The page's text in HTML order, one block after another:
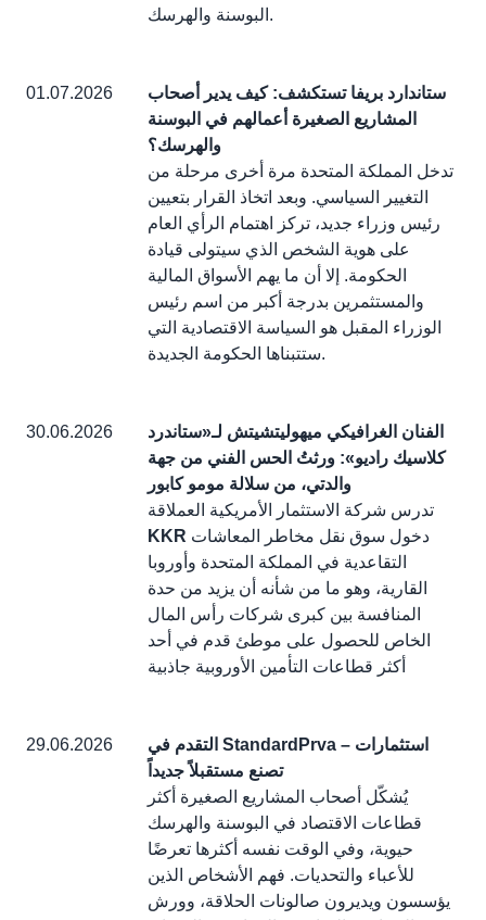
البوسنة والهرسك.
01.07.2026
ستاندارد بريفا تستكشف: كيف يدير أصحاب
المشاريع الصغيرة أعمالهم في البوسنة
والهرسك؟
تدخل المملكة المتحدة مرة أخرى مرحلة من
التغيير السياسي. وبعد اتخاذ القرار بتعيين
رئيس وزراء جديد، تركز اهتمام الرأي العام
على هوية الشخص الذي سيتولى قيادة
الحكومة. إلا أن ما يهم الأسواق المالية
والمستثمرين بدرجة أكبر من اسم رئيس
الوزراء المقبل هو السياسة الاقتصادية التي
ستتبناها الحكومة الجديدة.
30.06.2026
الفنان الغرافيكي ميهوليتشيتش لـ«ستاندرد
كلاسيك راديو»: ورثتُ الحس الفني من جهة
والدتي، من سلالة مومو كابور
تدرس شركة الاستثمار الأمريكية العملاقة
KKR
التقاعدية في المملكة المتحدة وأوروبا
القارية، وهو ما من شأنه أن يزيد من حدة
المنافسة بين كبرى شركات رأس المال
الخاص للحصول على موطئ قدم في أحد
أكثر قطاعات التأمين الأوروبية جاذبية
29.06.2026
التقدم في StandardPrva – استثمارات
تصنع مستقبلاً جديداً
يُشكّل أصحاب المشاريع الصغيرة أكثر
قطاعات الاقتصاد في البوسنة والهرسك
حيوية، وفي الوقت نفسه أكثرها تعرضًا
للأعباء والتحديات. فهم الأشخاص الذين
يؤسسون ويديرون صالونات الحلاقة، وورش